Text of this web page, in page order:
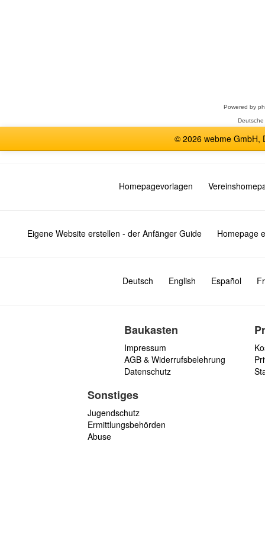
Powered by
© 2026 webme GmbH,
Homepagevorlagen
Eigene Website erstellen - der Anfänger Guide Homepage
Deutsch English Español
Baukasten
Impressum
AGB & Widerrufsbelehrung
Datenschutz
Sonstiges
Jugendschutz
Ermittlungsbehörden
Abuse